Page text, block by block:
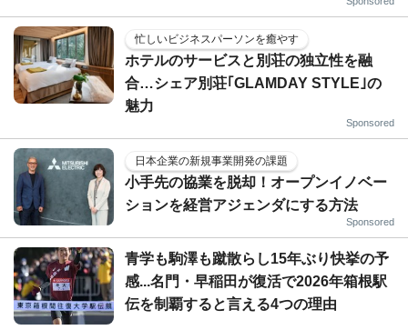
忙しいビジネスパーソンを癒やす
ホテルのサービスと別荘の独立性を融
合…シェア別荘｢GLAMDAY STYLE｣の
魅力
Sponsored
日本企業の新規事業開発の課題
小手先の協業を脱却！オープンイノベー
ションを経営アジェンダにする方法
Sponsored
青学も駒澤も蹴散らし15年ぶり快挙の予
感...名門・早稲田が復活で2026年箱根駅
伝を制覇すると言える4つの理由